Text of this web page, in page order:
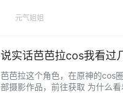
元气姐姐
说实话芭芭拉cos我看过
芭芭拉这个角色，在原神的cos
部摄影作品，前往获取 为什么